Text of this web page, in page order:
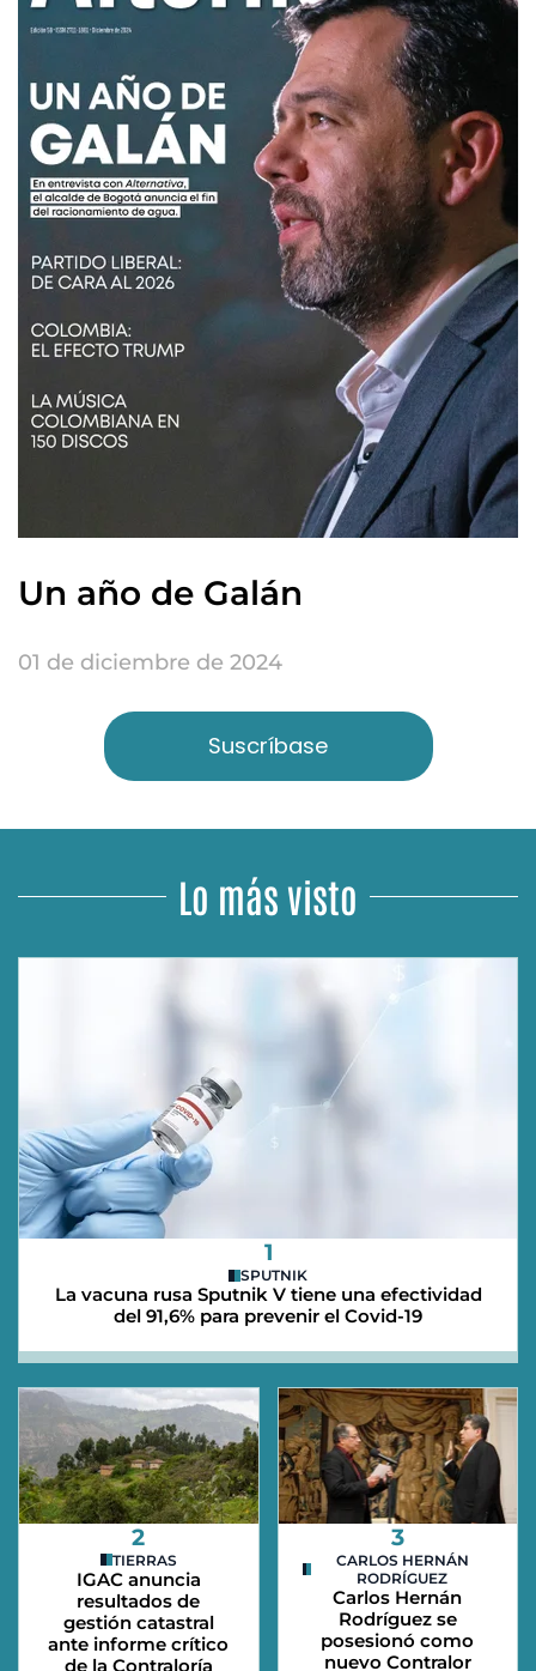
Un año de Galán
01 de diciembre de 2024
Suscríbase
Lo más visto
1
SPUTNIK
La vacuna rusa Sputnik V tiene una efectividad
del 91,6% para prevenir el Covid-19
2
TIERRAS
IGAC anuncia
resultados de
gestión catastral
ante informe crítico
de la Contraloría
3
CARLOS HERNÁN
RODRÍGUEZ
Carlos Hernán
Rodríguez se
posesionó como
nuevo Contralor